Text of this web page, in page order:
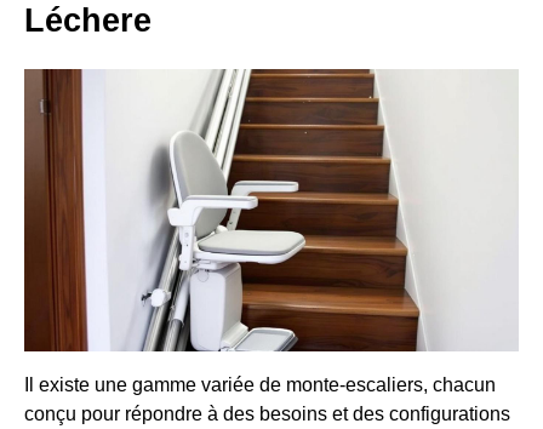
Léchere
Il existe une gamme variée de monte-escaliers, chacun
conçu pour répondre à des besoins et des configurations